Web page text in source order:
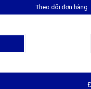
Theo dõi đơn hàng
LIÊN HỆ